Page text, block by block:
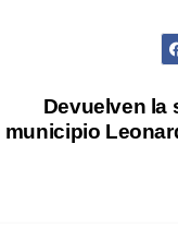
Devuelven la
municipio